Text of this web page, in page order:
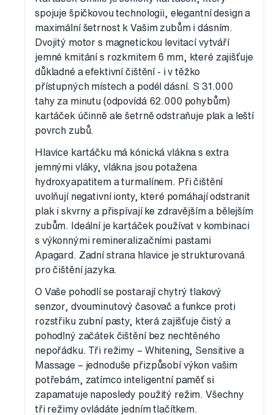
spojuje špičkovou technologii, elegantní design a
maximální šetrnost k Vašim zubům i dásním.
Dvojitý motor s magnetickou levitací vytváří
jemné kmitání s rozkmitem 6 mm, které zajišťuje
důkladné a efektivní čištění - i v těžko
přístupných místech a podél dásní. S 31.000
tahy za minutu (odpovídá 62.000 pohybům)
kartáček účinně ale šetrně odstraňuje plak a leští
povrch zubů.
Hlavice kartáčku má kónická vlákna s extra
jemnými vláky, vlákna jsou potažena
hydroxyapatitem a turmalínem. Při čištění
uvolňují negativní ionty, které pomáhají odstranit
plak i skvrny a přispívají ke zdravějším a bělejším
zubům. Ideální je kartáček používat v kombinaci
s výkonnými remineralizačními pastami
Apagard. Zadní strana hlavice je strukturovaná
pro čištění jazyka.
O Vaše pohodlí se postarají chytrý tlakový
senzor, dvouminutový časovač a funkce proti
rozstřiku zubní pasty, která zajišťuje čistý a
pohodlný začátek čištění bez nechtěného
nepořádku. Tři režimy – Whitening, Sensitive a
Massage – jednoduše přizpůsobí výkon vašim
potřebám, zatímco inteligentní paměť si
zapamatuje naposledy použitý režim. Všechny
tři režimy ovládáte jedním tlačítkem.